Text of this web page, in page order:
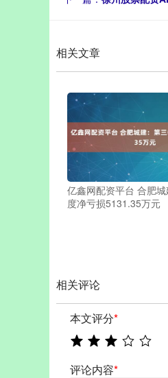
相关文章
亿鑫网配资平台 合肥
度净亏损5131.35万元
相关评论
本文评分*
评论内容*